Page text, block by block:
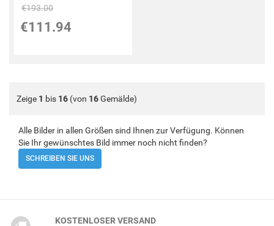
€193.00
€111.94
Zeige 1 bis 16 (von 16Gemälde)
Alle Bilder in allen Größen sind Ihnen zur Verfügung. Können
Sie Ihr gewünschtes Bild immer noch nicht finden?
SCHREIBEN SIE UNS
KOSTENLOSER VERSAND